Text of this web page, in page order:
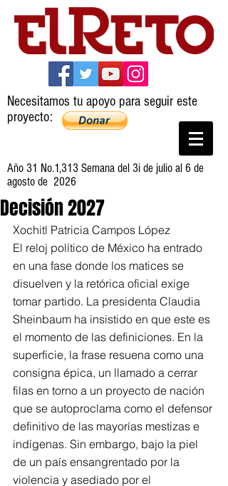
Necesitamos tu apoyo para seguir este
proyecto:
Año 31 No.1,313 Semana del 3i de julio al 6 de
agosto de 2026
Decisión 2027
Xochitl Patricia Campos López
El reloj político de México ha entrado
en una fase donde los matices se
disuelven y la retórica oficial exige
tomar partido. La presidenta Claudia
Sheinbaum ha insistido en que este es
el momento de las definiciones. En la
superficie, la frase resuena como una
consigna épica, un llamado a cerrar
filas en torno a un proyecto de nación
que se autoproclama como el defensor
definitivo de las mayorías mestizas e
indígenas. Sin embargo, bajo la piel
de un país ensangrentado por la
violencia y asediado por el